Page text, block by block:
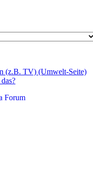
(z.B. TV) (Umwelt-Seite)
Forum